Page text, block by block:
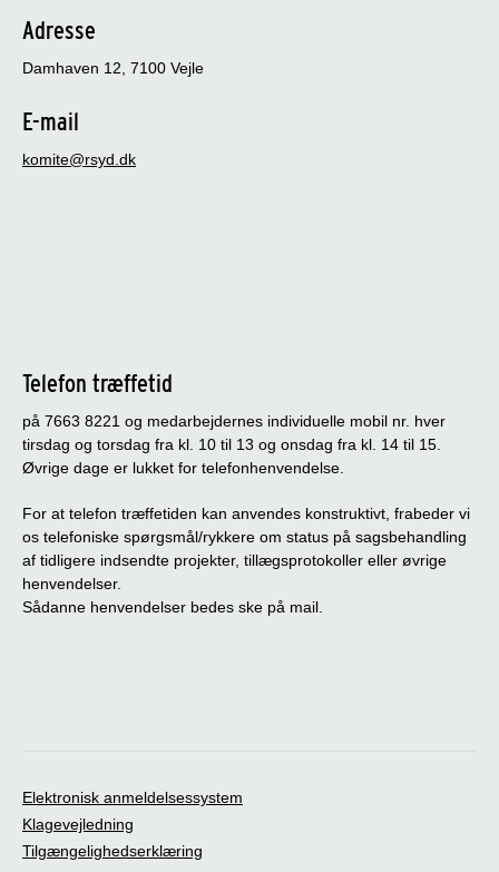
Adresse
Damhaven 12, 7100 Vejle
E-mail
komite@rsyd.dk
Telefon træffetid
på 7663 8221 og medarbejdernes individuelle mobil nr. hver
tirsdag og torsdag fra kl. 10 til 13 og onsdag fra kl. 14 til 15.
Øvrige dage er lukket for telefonhenvendelse.
For at telefon træffetiden kan anvendes konstruktivt, frabeder vi
os telefoniske spørgsmål/rykkere om status på sagsbehandling
af tidligere indsendte projekter, tillægsprotokoller eller øvrige
henvendelser.
Sådanne henvendelser bedes ske på mail.
Elektronisk anmeldelsessystem
Klagevejledning
Tilgængelighedserklæring